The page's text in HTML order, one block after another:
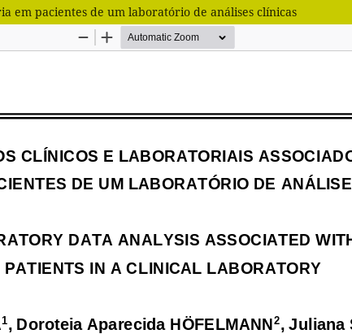
em pacientes de um laboratório de análises clínicas